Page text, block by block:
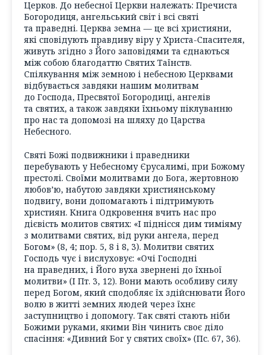
Церков. До небесної Церкви належать: Пречиста
Богородиця, ангельський світ і всі святі
та праведні. Церква земна — це всі християни,
які сповідують правдиву віру у Христа-Спасителя,
живуть згідно з Його заповідями та єднаються
між собою благодаттю Святих Таїнств.
Спілкування між земною і небесною Церквами
відбувається завдяки нашим молитвам
до Господа, Пресвятої Богородиці, ангелів
та святих, а також завдяки їхньому піклуванню
про нас та допомозі на шляху до Царства
Небесного.
Святі Божі подвижники і праведники
перебувають у Небесному Єрусалимі, при Божому
престолі. Своїми молитвами до Бога, жертовною
любов’ю, набутою завдяки християнському
подвигу, вони допомагають і підтримують
християн. Книга Одкровення вчить нас про
дієвість молитов святих: «І піднісся дим тиміяму
з молитвами святих, від руки ангела, перед
Богом» (8, 4; пор. 5, 8 і 8, 3). Молитви святих
Господь чує і вислуховує: «Очі Господні
на праведних, і Його вуха звернені до їхньої
молитви» (І Пт. 3, 12). Вони мають особливу силу
перед Богом, який сподобляє їх здійснювати Його
волю в житті земних людей через їхнє
заступництво і допомогу. Так святі стають ніби
Божими руками, якими Він чинить своє діло
спасіння: «Дивний Бог у святих своїх» (Пс. 67, 36).